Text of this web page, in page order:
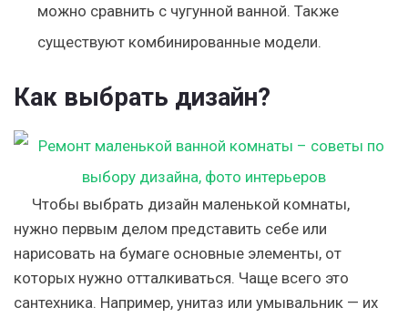
можно сравнить с чугунной ванной. Также
существуют комбинированные модели.
Как выбрать дизайн?
Чтобы выбрать дизайн маленькой комнаты,
нужно первым делом представить себе или
нарисовать на бумаге основные элементы, от
которых нужно отталкиваться. Чаще всего это
сантехника. Например, унитаз или умывальник — их